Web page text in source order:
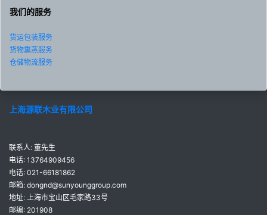
我们的服务
货运包装服务
货物熏蒸服务
仓储物流服务
上海源联木业有限公司
联系人: 董先生
电话: 13764909456
电话: 021-66181862
邮箱: dongnd@sunyounggroup.com
地址: 上海市宝山区毛家路33号
邮编: 201908